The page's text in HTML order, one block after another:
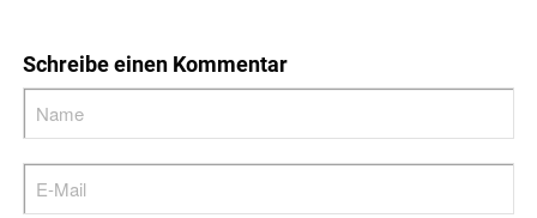
Schreibe einen Kommentar